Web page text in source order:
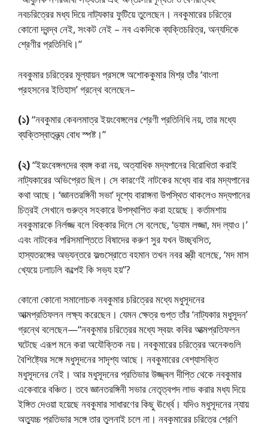
নবচরিত্রের মধ্য দিয়ে নাট্যকার ফুটিয়ে তুলেছেন। নবকুমারের চরিত্রে
কোনো দ্বন্দ্ব নেই, সংকট নেই – নব একদিকে ব্যক্তিচরিত্র, অন্যদিকে
শ্রেণীর প্রতিনিধি।”
নবকুমার চরিত্রের মূল্যায়ন প্রসঙ্গে অশোককুমার মিশ্র তাঁর ‘বাংলা
প্রহসনের ইতিহাস’ গ্রন্থে বলেছেন–
(১)“নবকুমার কেবলমাত্র ইয়ংবেঙ্গলের শ্রেণী প্রতিনিধি নয়, তার মধ্যে
ব্যক্তিস্বাতন্ত্র্য বোধ স্পষ্ট।”
(২)“ইয়ংবেঙ্গলদের ব্যঙ্গ করা নয়, অত্যাধিক মদ্যপানের বিরোধিতা করাই
নাট্যকারের অভিপ্রেত ছিল। সে কারণেই নাটকের মধ্যে বার বার মদ্যপানের
কথা আছে। ‘জ্ঞানতরঙ্গিনী সভা’ দৃশ্যে বারাঙ্গনা উপস্থিত থাকলেও মদ্যপানের
চিত্রই সেখানে গুরুত্ব সহকারে উপস্থাপিত করা হয়েছে। কর্তামশায়
নবকুমারকে নির্লজ্জ বলে ধিক্কার দিলে সে বলেছে, ‘ড্যাম লজ্জা, মদ ল্যাও।’
এবং নাটকের পরিসমাপ্তিতে বিষাদের করুণ সুর যখন উচ্ছ্বসিত,
হাস্যতরঙ্গের অভ্যন্তরে ফল্গুস্রোতে বহমান তখন নবর স্ত্রী বলেছে, ‘মদ মাস
খ্যেয়ে ঢলাঢলি কল্পেই কি সভ্য হয়”?
কোনো কোনো সমালোচক নবকুমার চরিত্রের মধ্যে মধুসূদনের
আত্মপ্রতিফলন লক্ষ্য করেছেন। যেমন ক্ষেত্র গুপ্ত তাঁর ‘নাট্যকার মধুসূদন’
গ্রন্থে বলেছেন—“নবকুমার চরিত্রের মধ্যে স্বয়ং কবির আত্মপ্রতিফলন
ঘটেছে এরূপ মনে করা অযৌক্তিক নয়। নবকুমারের চরিত্রের অনেকগুলি
বৈশিষ্ট্যের সঙ্গে মধুসূদনের সাদৃশ্য আছে। নবকুমারের বেশ্যাসক্তি
মধুসূদনের নেই। আর মধুসূদনের প্রতিভার উজ্জ্বল দীপ্তি থেকে নবকুমার
একেবারে বঞ্চিত। তবে জ্ঞানতরঙ্গিনী সভার নেতৃত্বপদ লাভ করার মধ্য দিয়ে
ইঙ্গিত দেওয়া হয়েছে নবকুমার সাধারণের কিছু ঊর্ধ্বে। যদিও মধুসূদনের ন্যায়
অত্যুচ্চ প্রতিভার সঙ্গে তার তুলনাই চলে না। নবকুমারের চরিত্রে শ্রেণি